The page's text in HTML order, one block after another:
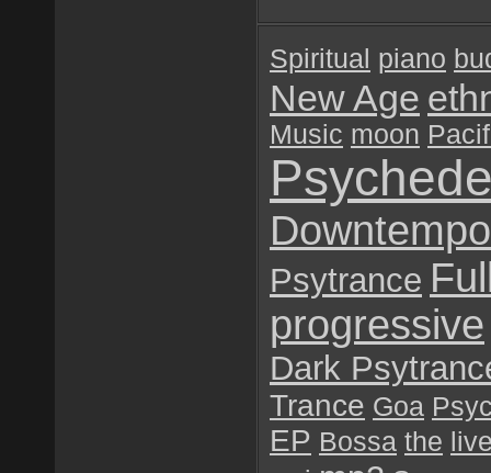
Spiritual piano
New Age
Music moon
Downtempo
Psytrance
progressive
Dark
Trance Goa
EP Bossa the